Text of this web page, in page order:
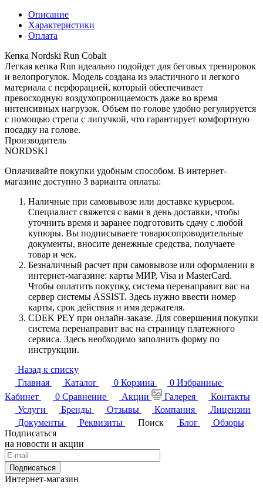
Описание
Характеристики
Оплата
Кепка Nordski Run Cobalt
Легкая кепка Run идеально подойдет для беговых тренировок
и велопрогулок. Модель создана из эластичного и легкого
материала с перфорацией, который обеспечивает
превосходную воздухопроницаемость даже во время
интенсивных нагрузок. Объем по голове удобно регулируется
с помощью стрепа с липучкой, что гарантирует комфортную
посадку на голове.
Производитель
NORDSKI
Оплачивайте покупки удобным способом. В интернет-
магазине доступно 3 варианта оплаты:
Наличные при самовывозе или доставке курьером.
Специалист свяжется с вами в день доставки, чтобы
уточнить время и заранее подготовить сдачу с любой
купюры. Вы подписываете товаросопроводительные
документы, вносите денежные средства, получаете
товар и чек.
Безналичный расчет при самовывозе или оформлении в
интернет-магазине: карты МИР, Visa и MasterCard.
Чтобы оплатить покупку, система перенаправит вас на
сервер системы ASSIST. Здесь нужно ввести номер
карты, срок действия и имя держателя.
CDEK PEY при онлайн-заказе. Для совершения покупки
система перенаправит вас на страницу платежного
сервиса. Здесь необходимо заполнить форму по
инструкции.
Назад к списку
Главная
Каталог 0 Корзина 0 Избранные
Кабинет
0 Сравнение Акции Галерея
Контакты
Услуги
Бренды Отзывы Компания
Лицензии
Документы
Реквизиты Поиск Блог
Обзоры
Подписаться
на новости и акции
Подписаться
Интернет-магазин